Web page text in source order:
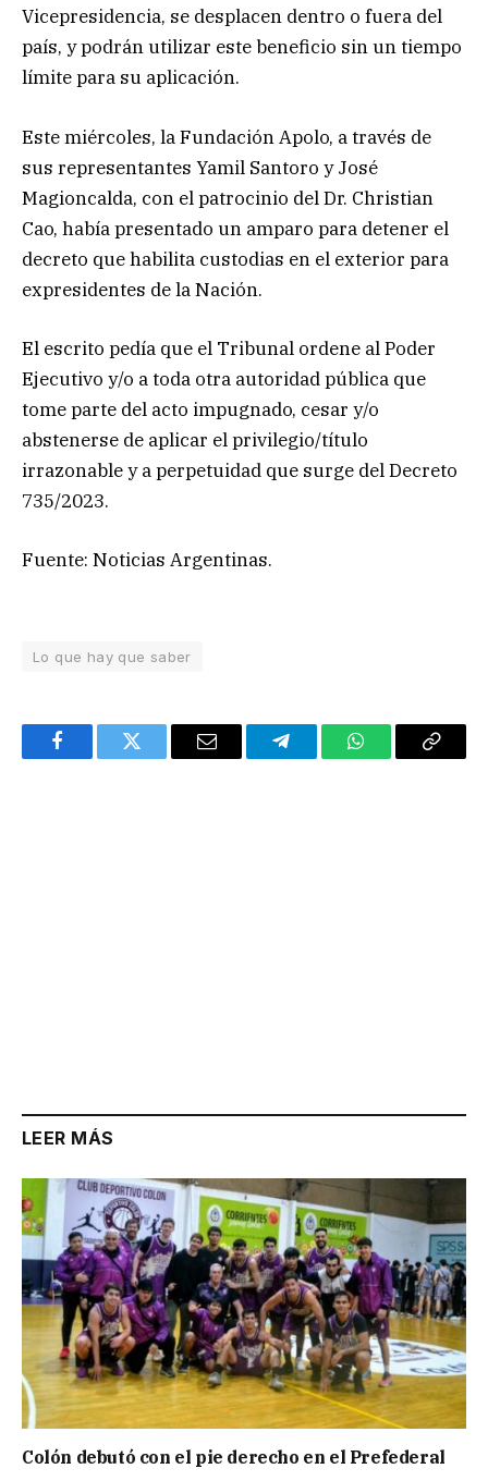
Vicepresidencia, se desplacen dentro o fuera del
país, y podrán utilizar este beneficio sin un tiempo
límite para su aplicación.
Este miércoles, la Fundación Apolo, a través de
sus representantes Yamil Santoro y José
Magioncalda, con el patrocinio del Dr. Christian
Cao, había presentado un amparo para detener el
decreto que habilita custodias en el exterior para
expresidentes de la Nación.
El escrito pedía que el Tribunal ordene al Poder
Ejecutivo y/o a toda otra autoridad pública que
tome parte del acto impugnado, cesar y/o
abstenerse de aplicar el privilegio/título
irrazonable y a perpetuidad que surge del Decreto
735/2023.
Fuente: Noticias Argentinas.
Lo que hay que saber
FacebookTwitter Email TelegramWhatsAppCopy
LEER MÁS
Colón debutó con el pie derecho en el Prefederal